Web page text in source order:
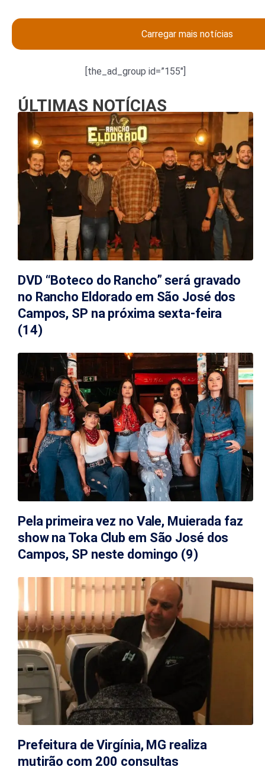
Carregar mais notícias
[the_ad_group id=”155″]
ÚLTIMAS NOTÍCIAS
DVD “Boteco do Rancho” será gravado
no Rancho Eldorado em São José dos
Campos, SP na próxima sexta-feira
(14)
Pela primeira vez no Vale, Muierada faz
show na Toka Club em São José dos
Campos, SP neste domingo (9)
Prefeitura de Virgínia, MG realiza
mutirão com 200 consultas